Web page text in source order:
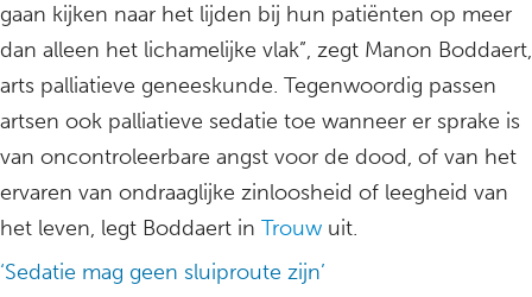
gaan kijken naar het lijden bij hun patiënten op meer
dan alleen het lichamelijke vlak”, zegt Manon Boddaert,
arts palliatieve geneeskunde. Tegenwoordig passen
artsen ook palliatieve sedatie toe wanneer er sprake is
van oncontroleerbare angst voor de dood, of van het
ervaren van ondraaglijke zinloosheid of leegheid van
het leven, legt Boddaert in Trouw uit.
‘Sedatie mag geen sluiproute zijn’